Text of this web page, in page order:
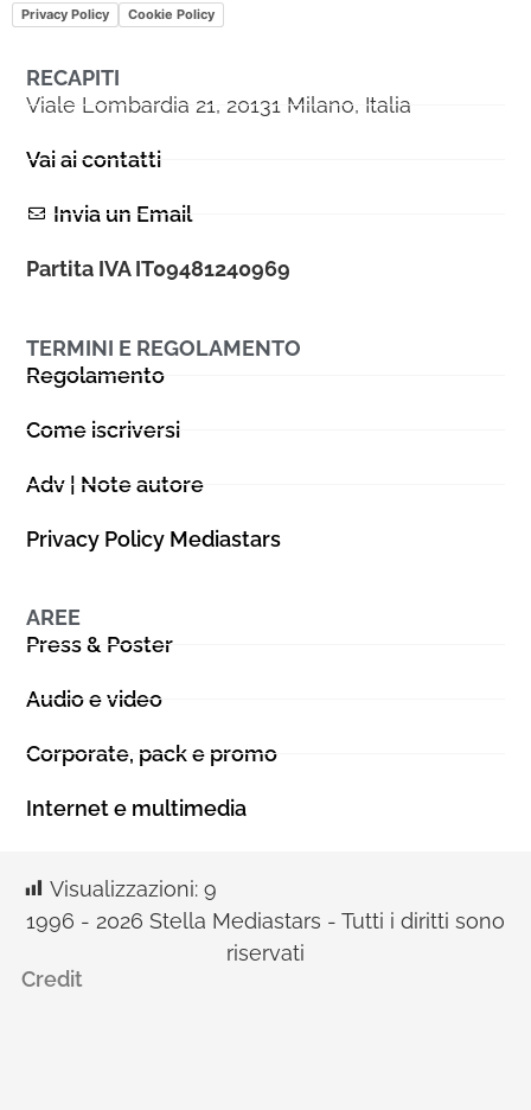
Privacy Policy Cookie Policy
RECAPITI
Viale Lombardia 21, 20131 Milano, Italia
Vai ai contatti
Invia un Email
Partita IVA IT09481240969
TERMINI E REGOLAMENTO
Regolamento
Come iscriversi
Adv | Note autore
Privacy Policy Mediastars
AREE
Press & Poster
Audio e video
Corporate, pack e promo
Internet e multimedia
Visualizzazioni: 9
1996 - 2026 Stella Mediastars - Tutti i diritti sono
riservati
Credit